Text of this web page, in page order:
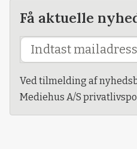
Få aktuelle
Ved tilmelding af
Mediehus A/S